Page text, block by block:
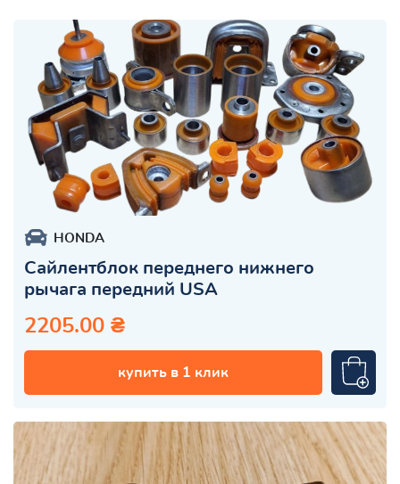
HONDA
Сайлентблок переднего нижнего
рычага передний USA
2205.00 ₴
купить в 1 клик